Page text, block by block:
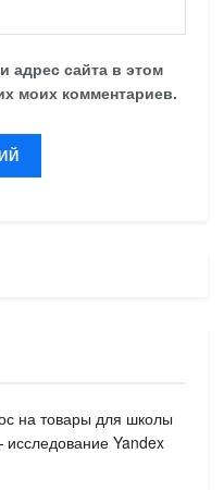
адрес сайта в этом
моих комментариев.
на товары для школы
Yandex